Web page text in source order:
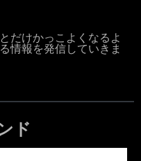
だけかっこよくなるよ
情報を発信していきま
ド